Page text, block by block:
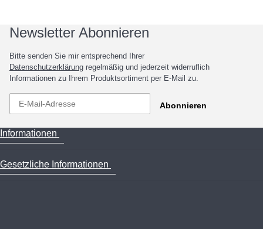
Newsletter Abonnieren
Bitte senden Sie mir entsprechend Ihrer
Datenschutzerklärung regelmäßig und jederzeit widerruflich
Informationen zu Ihrem Produktsortiment per E-Mail zu.
Abonnieren
Informationen
Gesetzliche Informationen